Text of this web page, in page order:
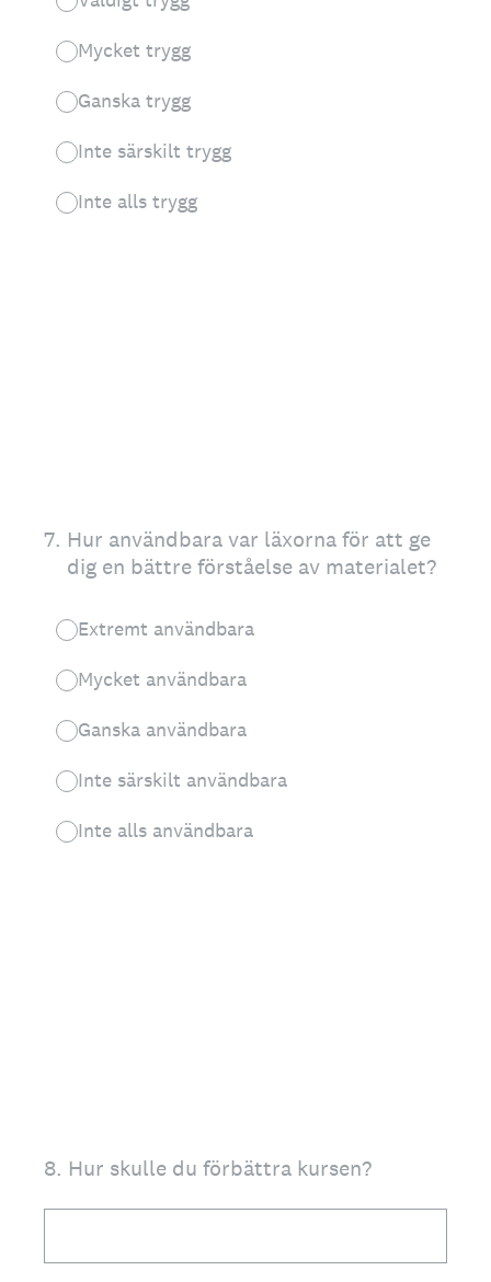
Mycket trygg
Ganska trygg
Inte särskilt trygg
Inte alls trygg
7. Hur användbara var läxorna för att ge
dig en bättre förståelse av materialet?
Extremt användbara
Mycket användbara
Ganska användbara
Inte särskilt användbara
Inte alls användbara
8. Hur skulle du förbättra kursen?